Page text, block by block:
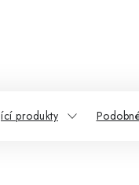
produkty